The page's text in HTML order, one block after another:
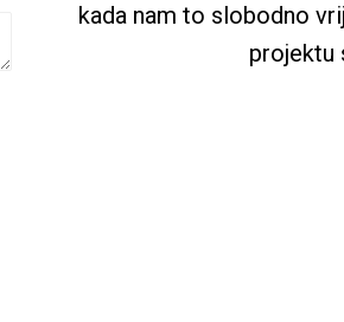
kada nam to slobodno
projektu